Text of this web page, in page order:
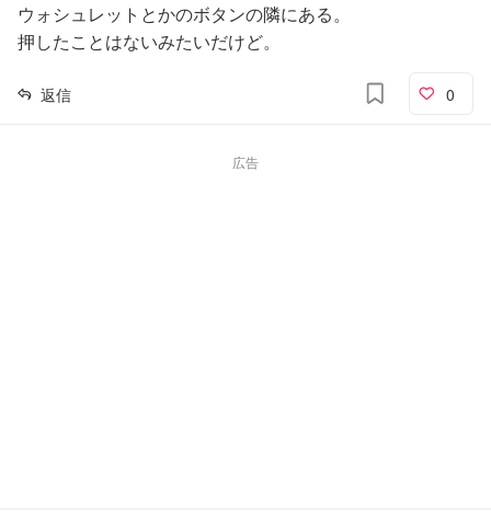
ウォシュレットとかのボタンの隣にある。
押したことはないみたいだけど。
返信 0
広告